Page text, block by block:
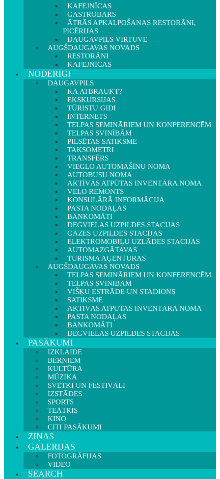
KAFEJNĪCAS
GASTROBĀRS
ĀTRĀS APKALPOŠANAS RESTORĀNI,
PICĒRIJAS
DAUGAVPILS VIRTUVE
AUGŠDAUGAVAS NOVADS
RESTORĀNI
KAFEJNĪCAS
NODERĪGI
DAUGAVPILS
KĀ ATBRAUKT?
EKSKURSIJAS
TŪRISTU GIDI
INTERNETS
TELPAS SEMINĀRIEM UN KONFERENCĒM
TELPAS SVINĪBĀM
PILSĒTAS SATIKSME
TAKSOMETRI
TRANSFĒRS
VIEGLO AUTOMAŠĪNU NOMA
AUTOBUSU NOMA
AKTĪVĀS ATPŪTAS INVENTĀRA NOMA
VELO REMONTS
KONSULĀRĀ INFORMĀCIJA
PASTA NODAĻAS
BANKOMĀTI
DEGVIELAS UZPILDES STACIJAS
GĀZES UZPILDES STACIJAS
ELEKTROMOBIĻU UZLĀDES STACIJAS
AUTOMAZGĀTAVAS
TŪRISMA AĢENTŪRAS
AUGŠDAUGAVAS NOVADS
TELPAS SEMINĀRIEM UN KONFERENCĒM
TELPAS SVINĪBĀM
VIŠĶU ESTRĀDE UN STADIONS
SATIKSME
AKTĪVĀS ATPŪTAS INVENTĀRA NOMA
PASTA NODAĻAS
BANKOMĀTI
DEGVIELAS UZPILDES STACIJAS
PASĀKUMI
IZKLAIDE
BĒRNIEM
KULTŪRA
MŪZIKA
SVĒTKI UN FESTIVĀLI
IZSTĀDES
SPORTS
TEĀTRIS
KINO
CITI PASĀKUMI
ZIŅAS
GALERIJAS
FOTOGRĀFIJAS
VIDEO
SEARCH